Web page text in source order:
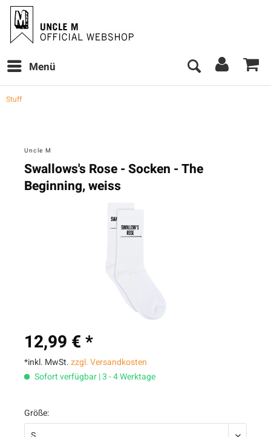
Menü
Stuff
Uncle M
Swallows's Rose - Socken - The
Beginning, weiss
12,99 € *
*inkl. MwSt.zzgl. Versandkosten
Sofort verfügbar | 3 - 4 Werktage
Größe: